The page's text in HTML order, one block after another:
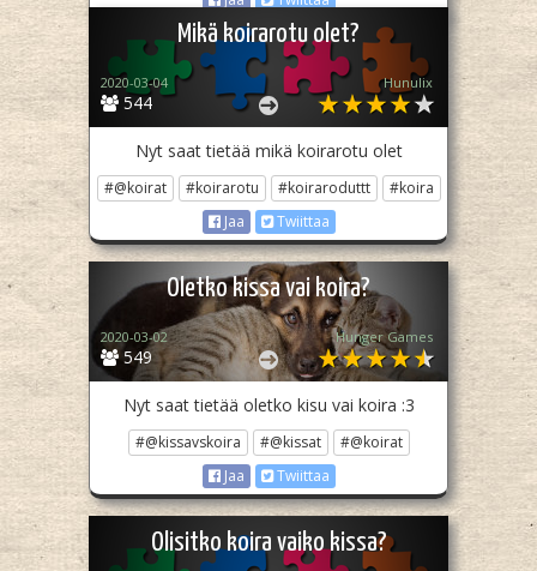
Mikä koirarotu olet?
544
2020-03-04 Hunulix
Nyt saat tietää mikä koirarotu olet
#@koirat #koirarotu #koiraroduttt
#koira
Jaa
Twiittaa
Oletko kissa vai koira?
549
2020-03-02 Hunger Games
Nyt saat tietää oletko kisu vai koira :3
#@kissavskoira #@kissat
#@koirat
Jaa
Twiittaa
Olisitko koira vaiko kissa?